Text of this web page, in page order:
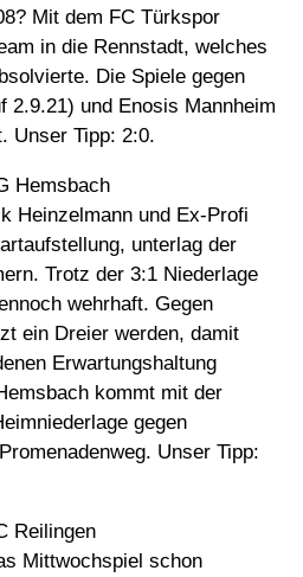
Mit dem FC Türkspor
in die Rennstadt, welches
Die Spiele gegen
2.9.21) und Enosis Mannheim
Unser Tipp: 2:0.
Hemsbach
Heinzelmann und Ex-Profi
unterlag der
Trotz der 3:1 Niederlage
wehrhaft. Gegen
ein Dreier werden, damit
Erwartungshaltung
kommt mit der
gegen
Unser Tipp:
Reilingen
Mittwochspiel schon